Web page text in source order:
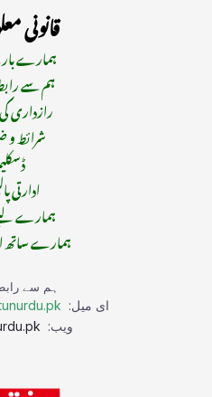
قانونی
ہمارے
ہم سے
رازداری
شرائط و
ادارتی
ہمارے
ہمارے ساتھ
ہم سے
ای میل:
ویب: